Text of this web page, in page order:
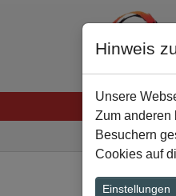
Zum Hauptinhalt springen
Sie sind hier:
Hinweis
Unsere
Zum anderen
Besuchern
Cookies auf
Einstellungen